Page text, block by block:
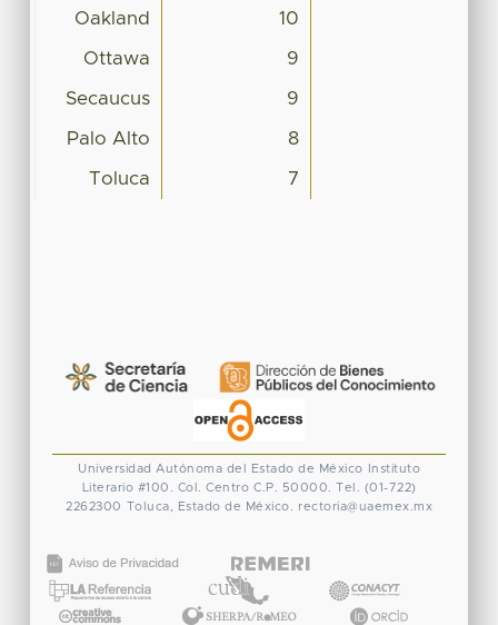
Oakland 10
Ottawa 9
Secaucus 9
Palo Alto 8
Toluca 7
Universidad Autónoma del Estado de México
Instituto
Literario #100. Col. Centro C.P. 50000. Tel. (01-722)
2262300 Toluca, Estado de México. rectoria@uaemex.mx